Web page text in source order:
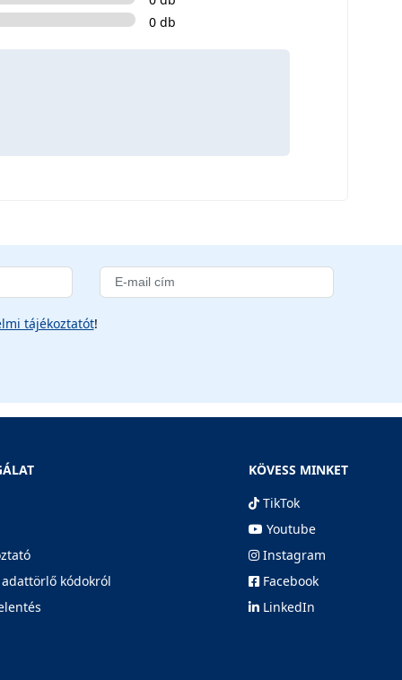
0 db
tájékoztatót!
kódokról
KÖVESS MINKET
TikTok
Youtube
Instagram
Facebook
LinkedIn